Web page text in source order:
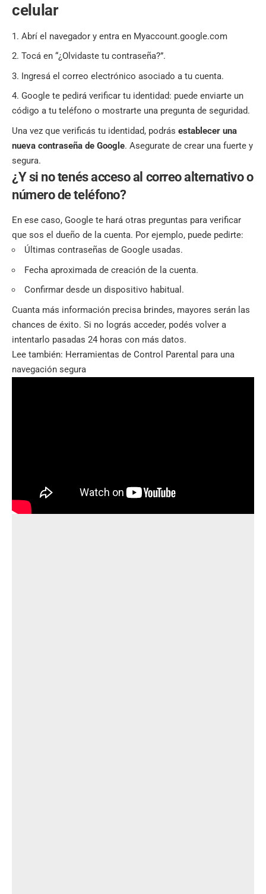
celular
Abrí el navegador y entra en Myaccount.google.com
Tocá en “¿Olvidaste tu contraseña?”.
Ingresá el correo electrónico asociado a tu cuenta.
Google te pedirá verificar tu identidad: puede enviarte un
código a tu teléfono o mostrarte una pregunta de seguridad.
Una vez que verificás tu identidad, podrás establecer una
nueva contraseña de Google. Asegurate de crear una fuerte y
segura.
¿Y si no tenés acceso al correo alternativo o
número de teléfono?
En ese caso, Google te hará otras preguntas para verificar
que sos el dueño de la cuenta. Por ejemplo, puede pedirte:
Últimas contraseñas de Google usadas.
Fecha aproximada de creación de la cuenta.
Confirmar desde un dispositivo habitual.
Cuanta más información precisa brindes, mayores serán las
chances de éxito. Si no lográs acceder, podés volver a
intentarlo pasadas 24 horas con más datos.
Lee también: Herramientas de Control Parental para una
navegación segura